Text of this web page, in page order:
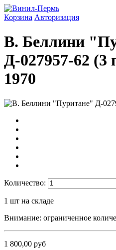
Корзина Авторизация
В. Беллини
Д-027957-62 (3
1970
Количество:
1 шт на складе
Внимание: ограниченное
1 800,00 руб